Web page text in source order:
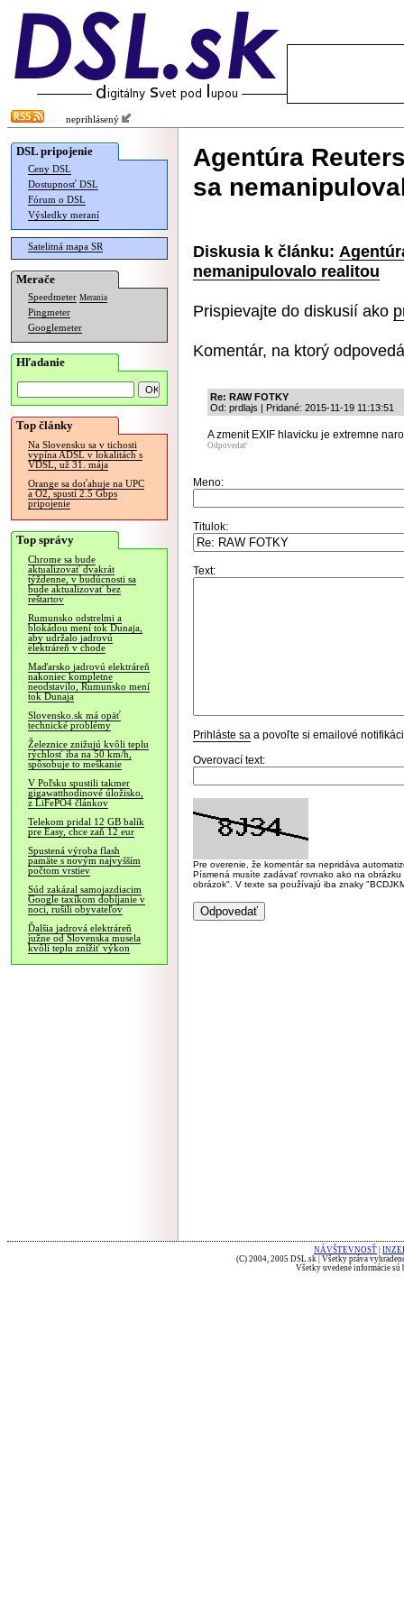
neprihlásený
DSL pripojenie
Ceny DSL
Dostupnosť DSL
Fórum o DSL
Výsledky meraní
Satelitná mapa SR
Merače
Speedmeter Merania
Pingmeter
Googlemeter
Hľadanie
Top články
Na Slovensku sa v tichosti
vypína ADSL v lokalitách s
VDSL, už 31. mája
Orange sa doťahuje na UPC
a O2, spustí 2.5 Gbps
pripojenie
Top správy
Chrome sa bude
aktualizovať dvakrát
týždenne, v budúcnosti sa
bude aktualizovať bez
reštartov
Rumunsko odstrelmi a
blokádou mení tok Dunaja,
aby udržalo jadrovú
elektráreň v chode
Maďarsko jadrovú elektráreň
nakoniec kompletne
neodstavilo, Rumunsko mení
tok Dunaja
Slovensko.sk má opäť
technické problémy
Železnice znižujú kvôli teplu
rýchlosť iba na 50 km/h,
spôsobuje to meškanie
V Poľsku spustili takmer
gigawatthodinové úložisko,
z LiFePO4 článkov
Telekom pridal 12 GB balík
pre Easy, chce zaň 12 eur
Spustená výroba flash
pamäte s novým najvyšším
počtom vrstiev
Súd zakázal samojazdiacim
Google taxíkom dobíjanie v
noci, rušili obyvateľov
Ďalšia jadrová elektráreň
južne od Slovenska musela
kvôli teplu znížiť výkon
Agentúra
sa
Diskusia k článku:
nemanipulovalo realitou
Prispievajte do diskusií ako
Komentár, na ktorý
Re: RAW FOTKY
Od: prdlajs | Pridané: 2015-11-19 11:13:51
A zmenit EXIF hlavicku je extremne
Odpovedať
Meno:
Titulok:
Text:
Prihláste sa a povoľte si emailové
Overovací text:
Pre overenie, že komentár sa nepridáva
Písmená musíte zadávať rovnako ako na
obrázok". V texte sa používajú iba znaky
NÁVŠTEVNOSŤ
(C) 2004, 2005 DSL.sk | Všetky práva
Všetky uvedené informácie sú